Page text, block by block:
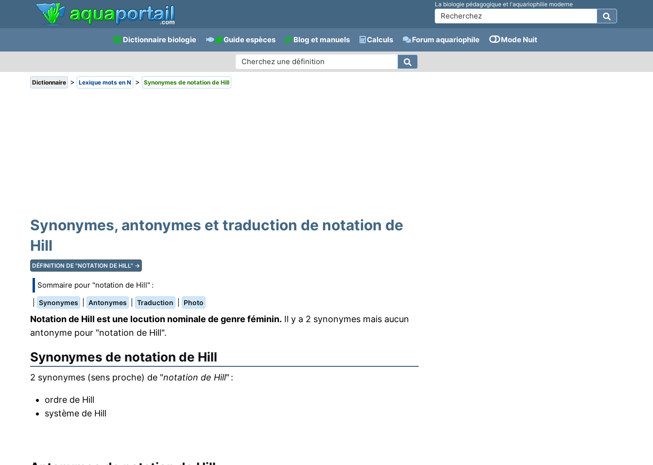
La biologie pédagogique et l'aquariophilie moderne
Dictionnaire biologie Guide espèces Blog et manuels Calculs Forum aquariophile Mode Nuit
Dictionnaire > Lexique mots en N > Synonymes de notation de Hill
Synonymes, antonymes et traduction de notation de
Hill
DÉFINITION DE "NOTATION DE HILL" →
Sommaire pour "notation de Hill" :
Synonymes Antonymes Traduction Photo
Notation de Hill est une locution nominale de genre féminin. Il y a 2 synonymes mais aucun
antonyme pour "notation de Hill".
Synonymes de notation de Hill
2 synonymes (sens proche) de "notation de Hill" :
ordre de Hill
système de Hill